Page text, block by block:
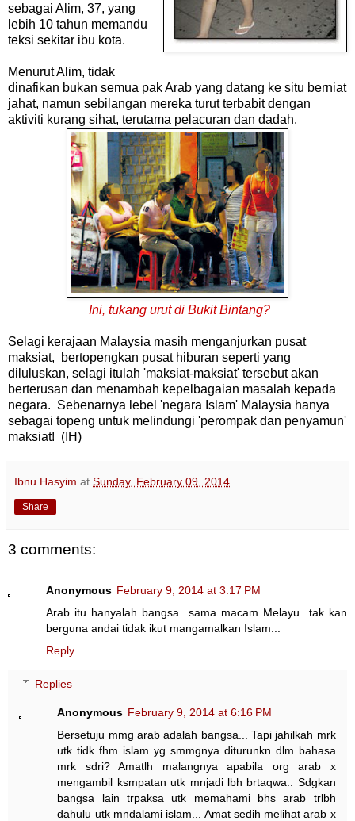
sebagai Alim, 37, yang
lebih 10 tahun memandu
teksi sekitar ibu kota.
Menurut Alim, tidak
dinafikan bukan semua pak Arab yang datang ke situ berniat
jahat, namun sebilangan mereka turut terbabit dengan
aktiviti kurang sihat, terutama pelacuran dan dadah.
Ini, tukang urut di Bukit Bintang?
Selagi kerajaan Malaysia masih menganjurkan pusat
maksiat, bertopengkan pusat hiburan seperti yang
diluluskan, selagi itulah 'maksiat-maksiat' tersebut akan
berterusan dan menambah kepelbagaian masalah kepada
negara. Sebenarnya lebel 'negara Islam' Malaysia hanya
sebagai topeng untuk melindungi 'perompak dan penyamun'
maksiat! (IH)
Ibnu Hasyim at Sunday, February 09, 2014
Share
3 comments:
Anonymous February 9, 2014 at 3:17 PM
Arab itu hanyalah bangsa...sama macam Melayu...tak kan
berguna andai tidak ikut mangamalkan Islam...
Reply
Replies
Anonymous February 9, 2014 at 6:16 PM
Bersetuju mmg arab adalah bangsa... Tapi jahilkah mrk
utk tidk fhm islam yg smmgnya diturunkn dlm bahasa
mrk sdri? Amatlh malangnya apabila org arab x
mengambil ksmpatan utk mnjadi lbh brtaqwa.. Sdgkan
bangsa lain trpaksa utk memahami bhs arab trlbh
dahulu utk mndalami islam... Amat sedih melihat arab x